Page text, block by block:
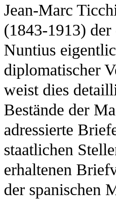
Jean-Marc
(1843-1913)
Nuntius
diplomatischer
weist dies
Bestände der
adressierte
staatlichen
erhaltenen
der spanischen